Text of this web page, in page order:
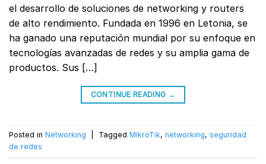
el desarrollo de soluciones de networking y routers
de alto rendimiento. Fundada en 1996 en Letonia, se
ha ganado una reputación mundial por su enfoque en
tecnologías avanzadas de redes y su amplia gama de
productos. Sus […]
CONTINUE READING →
Posted in Networking Tagged MikroTik, networking, seguridad
de redes